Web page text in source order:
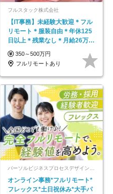
フルスタック株式会社
【IT事務】未経験大歓迎＊フル
リモート＊服装自由＊年休125
日以上＊残業なし＊月給26万円
以上
350～500万円
フルリモートあり
オンライン事務*フルリモート*
フレックス*土日祝休み*大手パ